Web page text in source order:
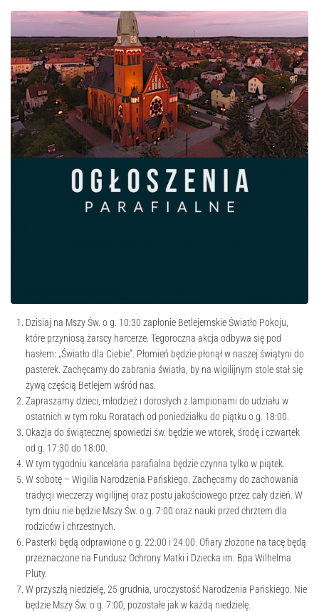
Dzisiaj na Mszy Św. o g. 10:30 zapłonie Betlejemskie Światło Pokoju,
które przyniosą żarscy harcerze. Tegoroczna akcja odbywa się pod
hasłem: „Światło dla Ciebie”. Płomień będzie płonął w naszej świątyni do
pasterek. Zachęcamy do zabrania światła, by na wigilijnym stole stał się
żywą częścią Betlejem wśród nas.
Zapraszamy dzieci, młodzież i dorosłych z lampionami do udziału w
ostatnich w tym roku Roratach od poniedziałku do piątku o g. 18:00.
Okazja do świątecznej spowiedzi św. będzie we wtorek, środę i czwartek
od g. 17:30 do 18:00.
W tym tygodniu kancelaria parafialna będzie czynna tylko w piątek.
W sobotę – Wigilia Narodzenia Pańskiego. Zachęcamy do zachowania
tradycji wieczerzy wigilijnej oraz postu jakościowego przez cały dzień. W
tym dniu nie będzie Mszy Św. o g. 7:00 oraz nauki przed chrztem dla
rodziców i chrzestnych.
Pasterki będą odprawione o g. 22:00 i 24:00. Ofiary złożone na tacę będą
przeznaczone na Fundusz Ochrony Matki i Dziecka im. Bpa Wilhelma
Pluty.
W przyszłą niedzielę, 25 grudnia, uroczystość Narodzenia Pańskiego. Nie
będzie Mszy Św. o g. 7:00, pozostałe jak w każdą niedzielę.